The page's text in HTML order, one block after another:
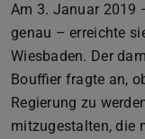
Am 3. Januar 2019
genau – erreichte
Wiesbaden. Der
Bouffier fragte an,
Regierung zu
mitzugestalten, die